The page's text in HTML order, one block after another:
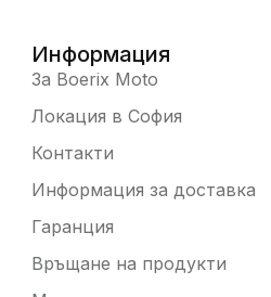
Информация
За Boerix Moto
Локация в София
Контакти
Информация за доставка
Гаранция
Връщане на продукти